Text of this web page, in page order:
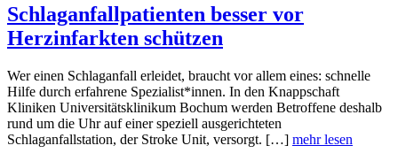
Schlaganfallpatienten besser vor
Herzinfarkten schützen
Wer einen Schlaganfall erleidet, braucht vor allem eines: schnelle
Hilfe durch erfahrene Spezialist*innen. In den Knappschaft
Kliniken Universitätsklinikum Bochum werden Betroffene deshalb
rund um die Uhr auf einer speziell ausgerichteten
Schlaganfallstation, der Stroke Unit, versorgt. […] mehr lesen